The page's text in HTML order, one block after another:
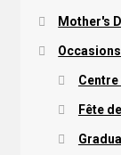
Mother's
Occasions
Fête